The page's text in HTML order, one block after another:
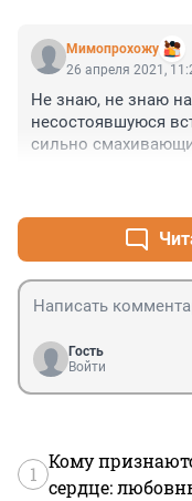
Мимопрохожу
26 апреля 2021,
Не знаю, не знаю
несостоявшуюся
сильно
Гость
Войти
1
Кому
сердце: